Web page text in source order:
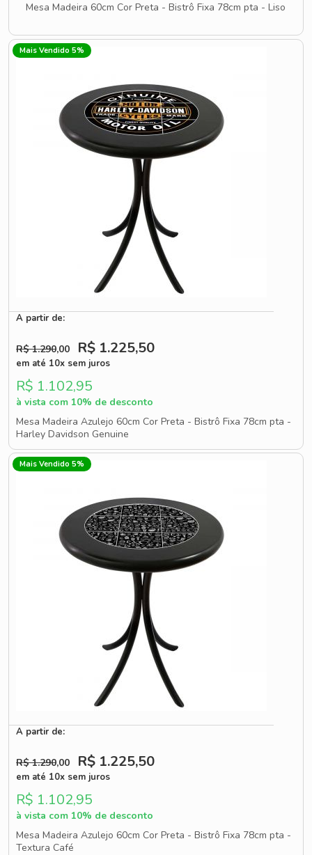
Mesa Madeira 60cm Cor Preta - Bistrô Fixa 78cm pta - Liso
Mais Vendido 5%
A partir de:
R$ 1.290,00 R$ 1.225,50
em até 10x sem juros
R$ 1.102,95
à vista com 10% de desconto
Mesa Madeira Azulejo 60cm Cor Preta - Bistrô Fixa 78cm pta -
Harley Davidson Genuine
Mais Vendido 5%
A partir de:
R$ 1.290,00 R$ 1.225,50
em até 10x sem juros
R$ 1.102,95
à vista com 10% de desconto
Mesa Madeira Azulejo 60cm Cor Preta - Bistrô Fixa 78cm pta -
Textura Café